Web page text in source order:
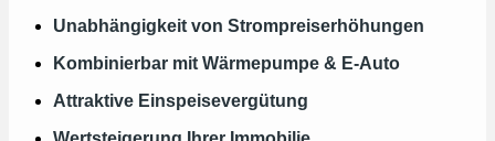
Unabhängigkeit von Strompreiserhöhungen​
Kombinierbar mit Wärmepumpe & E-Auto​
Attraktive Einspeisevergütung​